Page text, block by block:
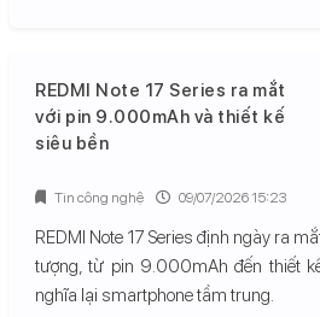
REDMI Note 17 Series ra mắt
với pin 9.000mAh và thiết kế
siêu bền
REDMI Note 17 Series định ngày ra
tượng, từ pin 9.000mAh đến thiết
nghĩa lại smartphone tầm trung.
Tin công nghệ 09/07/2026 15:23